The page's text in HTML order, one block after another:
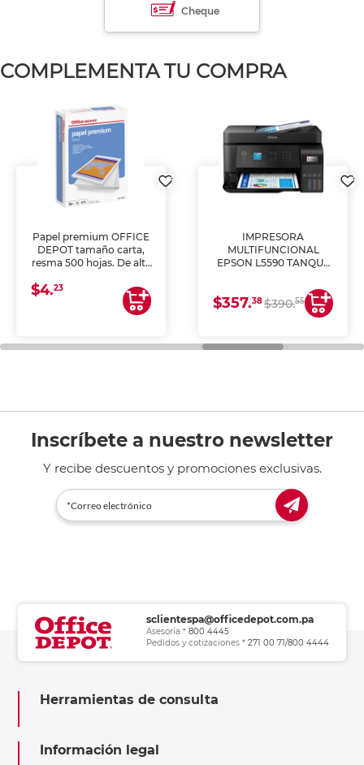
Cheque
COMPLEMENTA TU COMPRA
Papel premium OFFICE
DEPOT tamaño carta,
resma 500 hojas. De alta
uniforme, ideal para
impresoras de inyección
de tinta y láser,
general de oficina.
$4.23
IMPRESORA
MULTIFUNCIONAL
EPSON L5590 TANQUE
COPIA Y ESCANEA)
$357.38$390.55
Inscríbete a nuestro newsletter
Y recibe descuentos y promociones exclusivas.
sclientespa@officedepot.com.pa
Asesoría * 800 4445
Pedidos y cotizaciones * 271 00 71/800 4444
Herramientas de consulta
Información legal